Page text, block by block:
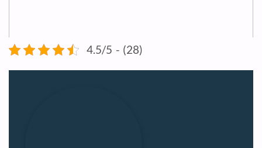
4.5/5 - (28)